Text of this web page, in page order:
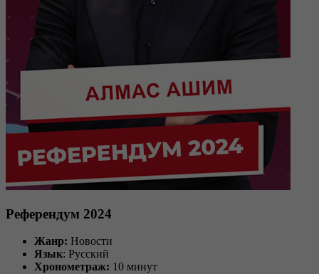
Референдум 2024
Жанр: Новости
Язык: Русский
Хронометраж: 10 минут